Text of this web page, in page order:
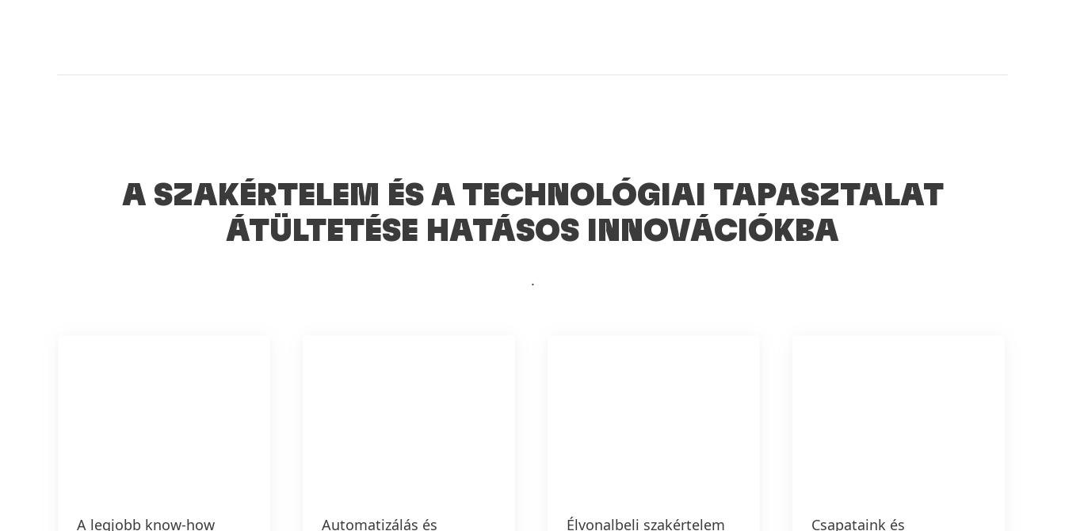
A SZAKÉRTELEM ÉS A TECHNOLÓGIAI TAPASZTALAT
ÁTÜLTETÉSE HATÁSOS INNOVÁCIÓKBA
.
A legjobb know-how Automatizálás és Élvonalbeli szakértelem Csapataink és